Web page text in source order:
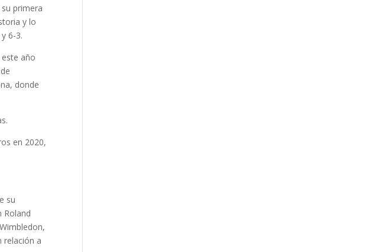
primera
y lo
6-3.
año
donde
en 2020,
su
Roland
relación a